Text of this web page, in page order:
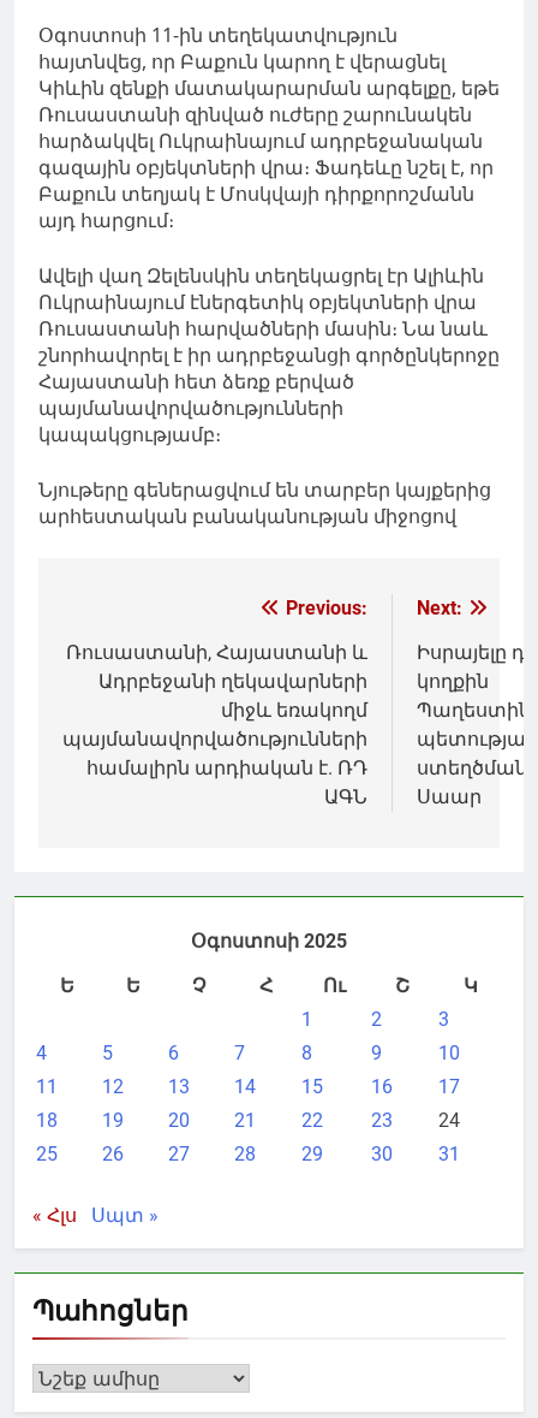
Օգոստոսի 11-ին տեղեկատվություն
հայտնվեց, որ Բաքուն կարող է վերացնել
Կիևին զենքի մատակարարման արգելքը, եթե
Ռուսաստանի զինված ուժերը շարունակեն
հարձակվել Ուկրաինայում ադրբեջանական
գազային օբյեկտների վրա։ Ֆադեևը նշել է, որ
Բաքուն տեղյակ է Մոսկվայի դիրքորոշմանն
այդ հարցում։
Ավելի վաղ Զելենսկին տեղեկացրել էր Ալիևին
Ուկրաինայում էներգետիկ օբյեկտների վրա
Ռուսաստանի հարվածների մասին։ Նա նաև
շնորհավորել է իր ադրբեջանցի գործընկերոջը
Հայաստանի հետ ձեռք բերված
պայմանավորվածությունների
կապակցությամբ։
Նյութերը գեներացվում են տարբեր կայքերից
արհեստական բանականության միջոցով
Գրառումների
նավարկումը
Previous:
Ռուսաստանի, Հայաստանի և
Ադրբեջանի ղեկավարների
միջև եռակողմ
պայմանավորվածությունների
համալիրն արդիական է. ՌԴ
ԱԳՆ
Next:
Իսրայելը
կողքին
Պաղեստին
պետության
Սաար
Օգոստոսի 2025
Ե
Ե Չ Հ Ու Շ
Կ
1
2
3
4
5 6 7 8 9
10
11
12 13 14 15 16
17
18
19 20 21 22 23
24
25
26 27 28 29 30 31
« Հլս Սպտ »
Պահոցներ
Պահոցներ